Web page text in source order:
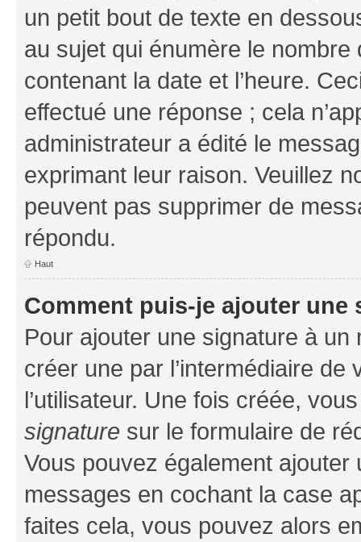
un petit bout de texte en
au sujet qui énumère le nombre
contenant la date et l’heure.
effectué une réponse ; cela
administrateur a édité le
exprimant leur raison. Veuillez
peuvent pas supprimer de
répondu.
Haut
Comment puis-je ajouter une
Pour ajouter une signature à un
créer une par l’intermédiaire
l’utilisateur. Une fois créée,
signature sur le formulaire de
Vous pouvez également
messages en cochant la case
faites cela, vous pouvez alors